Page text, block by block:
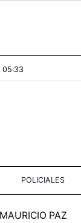
POLICIALES
PAZ